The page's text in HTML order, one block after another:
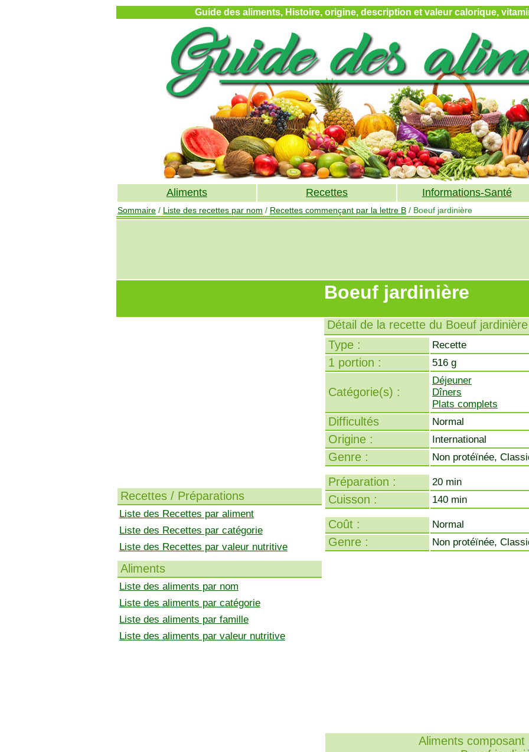
Guide des aliments, Histoire, origine, description et valeur calorique,
Aliments Recettes Informations-Santé
Sommaire / Liste des recettes par nom / Recettes commençant par la lettre B / Boeuf jardinière
Boeuf jardinière
Recettes / Préparations
Liste des Recettes par aliment
Liste des Recettes par catégorie
Liste des Recettes par valeur nutritive
Aliments
Liste des aliments par nom
Liste des aliments par catégorie
Liste des aliments par famille
Liste des aliments par valeur nutritive
Détail de la recette du Boeuf jardinière
Type :
Recette
1 portion : 516 g
Catégorie(s) :
Déjeuner
Dîners
Plats complets
Difficultés Normal
Origine : International
Genre : Non protéïnée,
Préparation : 20 min
Cuisson : 140 min
Coût : Normal
Genre : Non protéïnée,
Aliments